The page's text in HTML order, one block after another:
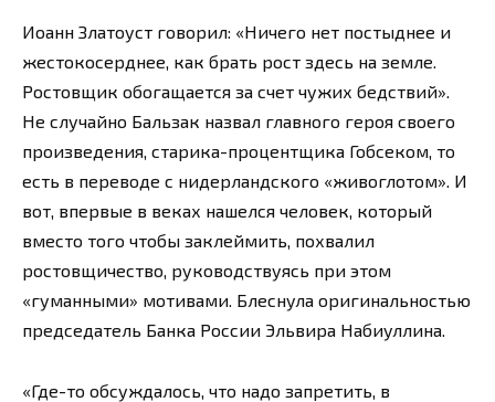
Иоанн Златоуст говорил: «Ничего нет постыднее и
жестокосерднее, как брать рост здесь на земле.
Ростовщик обогащается за счет чужих бедствий».
Не случайно Бальзак назвал главного героя своего
произведения, старика-процентщика Гобсеком, то
есть в переводе с нидерландского «живоглотом». И
вот, впервые в веках нашелся человек, который
вместо того чтобы заклеймить, похвалил
ростовщичество, руководствуясь при этом
«гуманными» мотивами. Блеснула оригинальностью
председатель Банка России Эльвира Набиуллина.
«Где-то обсуждалось, что надо запретить, в